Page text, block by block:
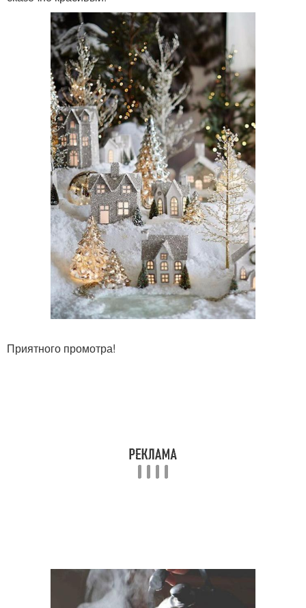
Приятного промотра!